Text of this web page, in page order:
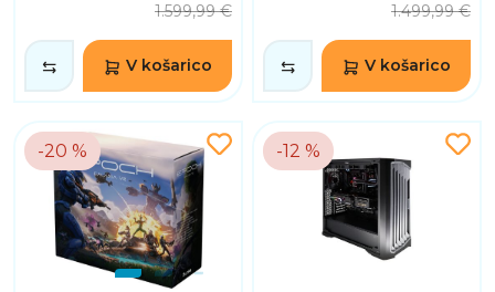
1.599,99 €
V košarico
1.499,99 €
V košarico
-20 % -12 %